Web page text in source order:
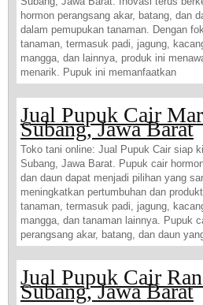
hormon perangsang akar, batang, dan
dalam pemupukan tanaman. Dengan
tanaman, termasuk padi, jagung,
mangga, dan lainnya, produk ini
menarik. Pupuk ini memanfaatkan
Jual Pupuk Cair
Subang, Jawa Barat
Toko tani online: Jual Pupuk Cair siap
Subang, Jawa Barat. Pupuk cair
dan daun dapat menjadi pilihan yang
meningkatkan pertumbuhan dan
tanaman, termasuk padi, jagung,
mangga, dan tanaman lainnya. Pupuk
perangsang akar, batang, dan daun
Jual Pupuk Cair
Subang, Jawa Barat